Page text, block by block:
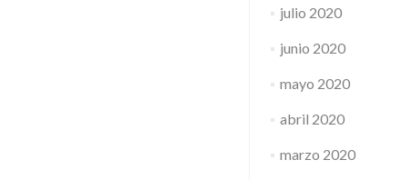
julio 2020
junio 2020
mayo 2020
abril 2020
marzo 2020